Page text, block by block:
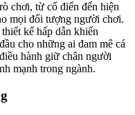
chơi, từ cổ điển đến hiện
mọi đối tượng người chơi.
kế hấp dẫn khiến
cho những ai đam mê cá
hành giữ chân người
mạnh trong ngành.